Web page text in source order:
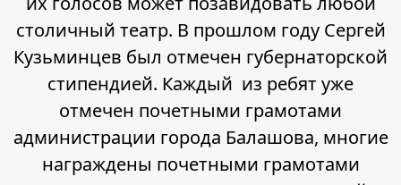
столичный театр. В прошлом году Сергей
Кузьминцев был отмечен губернаторской
стипендией. Каждый из ребят уже
отмечен почетными грамотами
администрации города Балашова, многие
награждены почетными грамотами